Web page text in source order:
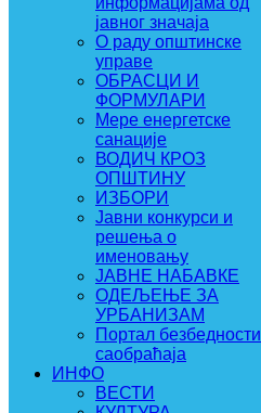
јавног значаја
О раду општинске
управе
ОБРАСЦИ И
ФОРМУЛАРИ
Мере енергетске
санације
ВОДИЧ КРОЗ
ОПШТИНУ
ИЗБОРИ
Јавни конкурси и
решења о
именовању
ЈАВНЕ НАБАВКЕ
ОДЕЉЕЊЕ ЗА
УРБАНИЗАМ
Портал безбедности
саобраћаја
ИНФО
ВЕСТИ